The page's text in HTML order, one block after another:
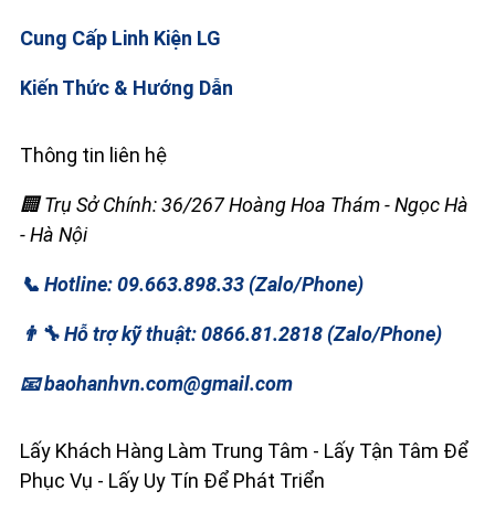
Cung Cấp Linh Kiện LG
Kiến Thức & Hướng Dẫn
Thông tin liên hệ
🏢 Trụ Sở Chính: 36/267 Hoàng Hoa Thám - Ngọc Hà
- Hà Nội
📞 Hotline: 09.663.898.33 (Zalo/Phone)
👨‍🔧 Hỗ trợ kỹ thuật: 0866.81.2818 (Zalo/Phone)
📧 baohanhvn.com@gmail.com
Lấy Khách Hàng Làm Trung Tâm - Lấy Tận Tâm Để
Phục Vụ - Lấy Uy Tín Để Phát Triển